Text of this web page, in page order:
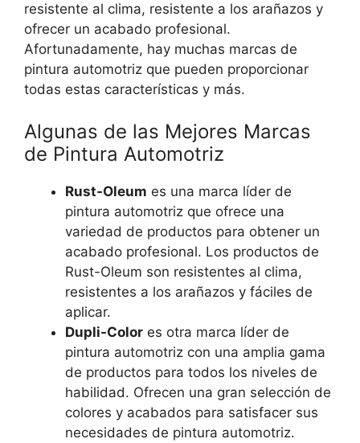
resistente al clima, resistente a los arañazos y
ofrecer un acabado profesional.
Afortunadamente, hay muchas marcas de
pintura automotriz que pueden proporcionar
todas estas características y más.
Algunas de las Mejores Marcas
de Pintura Automotriz
Rust-Oleum es una marca líder de
pintura automotriz que ofrece una
variedad de productos para obtener un
acabado profesional. Los productos de
Rust-Oleum son resistentes al clima,
resistentes a los arañazos y fáciles de
aplicar.
Dupli-Color es otra marca líder de
pintura automotriz con una amplia gama
de productos para todos los niveles de
habilidad. Ofrecen una gran selección de
colores y acabados para satisfacer sus
necesidades de pintura automotriz.